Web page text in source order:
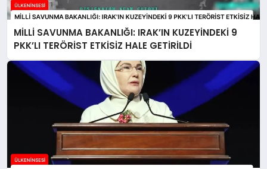
MİLLİ SAVUNMA BAKANLIĞI: IRAK’IN KUZEYİNDEKİ 9
PKK’LI TERÖRİST ETKİSİZ HALE GETİRİLDİ